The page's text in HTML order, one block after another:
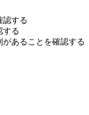
認する
する
あることを確認する